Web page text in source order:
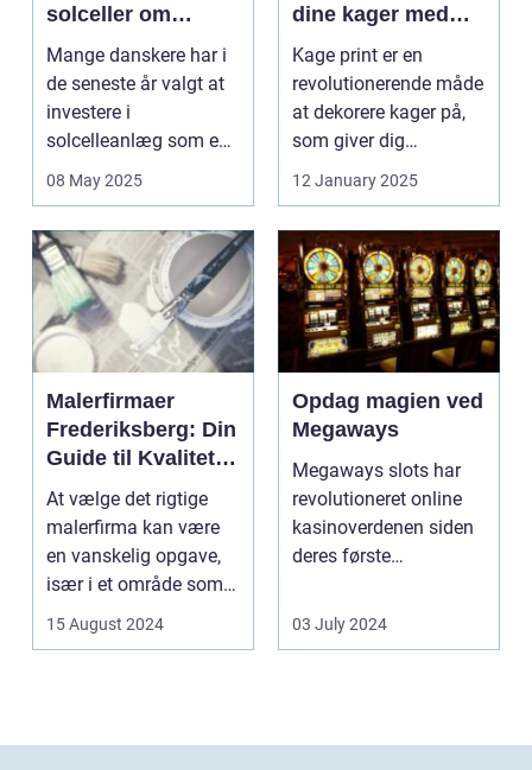
solceller om
vinteren?
Mange danskere har i
de seneste år valgt at
investere i
solcelleanlæg som en
08 May 2025
dine kager med
kage print
Kage print er en
revolutionerende måde
at dekorere kager på,
som giver dig
12 January 2025
Malerfirmaer
Frederiksberg: Din
Guide til Kvalitet
og Service
At vælge det rigtige
malerfirma kan være
en vanskelig opgave,
især i et område som
15 August 2024
Opdag magien ved
Megaways
Megaways slots har
revolutioneret online
kasinoverdenen siden
deres første
spillea...
03 July 2024